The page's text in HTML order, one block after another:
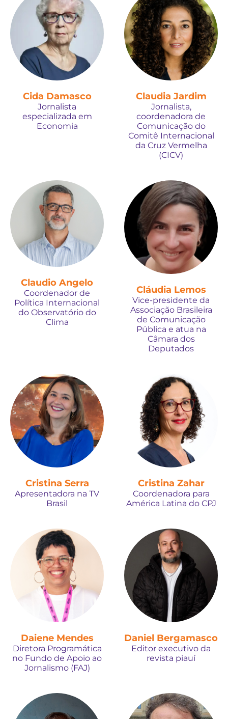
Cida Damasco
Jornalista
especializada em
Economia
Claudia Jardim
Jornalista,
coordenadora de
Comunicação do
Comitê Internacional
da Cruz Vermelha
(CICV)
Claudio Angelo
Coordenador de
Política Internacional
do Observatório do
Clima
Cláudia Lemos
Vice-presidente da
Associação Brasileira
de Comunicação
Pública e atua na
Câmara dos
Deputados
Cristina Serra
Apresentadora na TV
Brasil
Cristina Zahar
Coordenadora para
América Latina do CPJ
Daiene Mendes
Diretora Programática
no Fundo de Apoio ao
Jornalismo (FAJ)
Daniel Bergamasco
Editor executivo da
revista piauí